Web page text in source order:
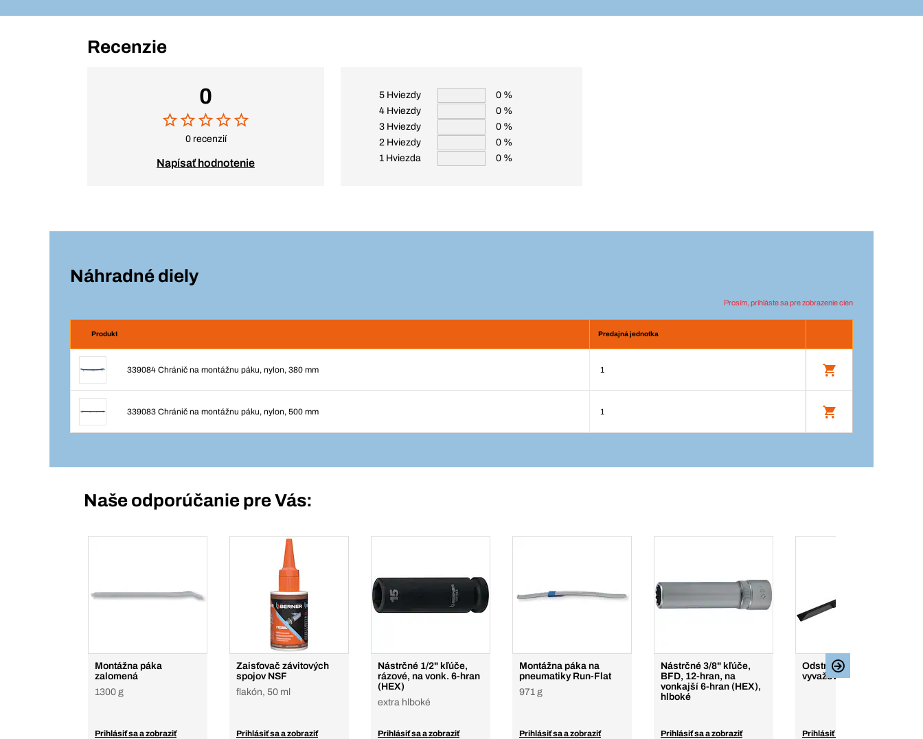
Recenzie
0
0 recenzií
Napísať hodnotenie
5 Hviezdy
0 %
4 Hviezdy
0 %
3 Hviezdy
0 %
2 Hviezdy
0 %
1 Hviezda
0 %
Náhradné diely
Prosím, prihláste sa pre zobrazenie cien
Produkt Predajná jednotka
339084 Chránič na montážnu páku, nylon, 380 mm 1
339083 Chránič na montážnu páku, nylon, 500 mm 1
Naše odporúčanie pre Vás:
Montážna páka
zalomená
1300 g
Prihlásiť sa a zobraziť
Zaisťovač závitových
spojov NSF
flakón, 50 ml
Prihlásiť sa a zobraziť
Nástrčné 1/2" kľúče,
rázové, na vonk. 6-hran
(HEX)
extra hlboké
Prihlásiť sa a zobraziť
Montážna páka na
pneumatiky Run-Flat
971 g
Prihlásiť sa a zobraziť
Nástrčné 3/8" kľúče,
BFD, 12-hran, na
vonkajší 6-hran (HEX),
hlboké
Prihlásiť sa a zobraziť
Odstraňovač lepiacich
vyvažovacích závaží
Prihlásiť sa a zobraziť